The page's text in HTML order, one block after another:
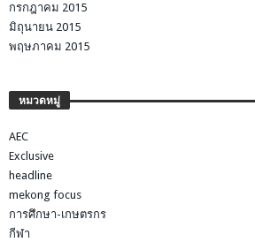
กรกฎาคม 2015
มิถุนายน 2015
พฤษภาคม 2015
หมวดหมู่
AEC
Exclusive
headline
mekong focus
การศึกษา-เกษตรกร
กีฬา